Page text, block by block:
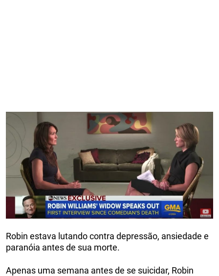
Robin estava lutando contra depressão, ansiedade e
paranóia antes de sua morte.
Apenas uma semana antes de se suicidar, Robin